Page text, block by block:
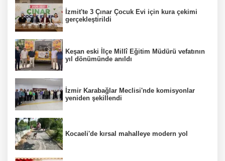
İzmit'te 3 Çınar Çocuk Evi için kura çekimi
gerçekleştirildi
Keşan eski İlçe Millî Eğitim Müdürü vefatının
yıl dönümünde anıldı
İzmir Karabağlar Meclisi'nde komisyonlar
yeniden şekillendi
Kocaeli'de kırsal mahalleye modern yol